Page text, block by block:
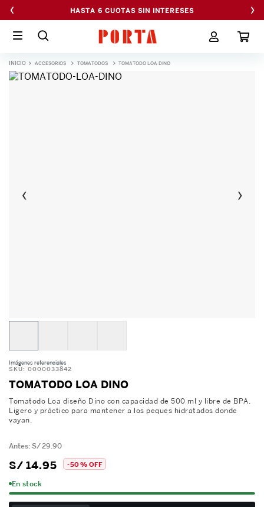
‹ HASTA 6 CUOTAS SIN INTERESES ›
ACCESORIOS TOMATODOS TOMATODO LOA DINO
‹ ›
Imágenes referenciales
SKU: 0000033842
TOMATODO LOA DINO
Tomatodo Loa diseño Dino con capacidad de 500 ml y libre de BPA.
Ligero y práctico para mantener a los peques hidratados donde
vayan.
S/29.90
S/ 14.95 -50 % OFF
En stock